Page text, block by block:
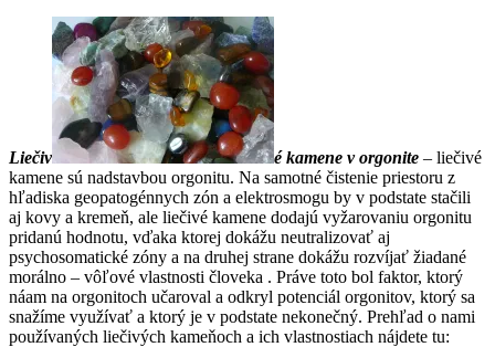
Liečiv é kamene v orgonite – liečivé
kamene sú nadstavbou orgonitu. Na samotné čistenie priestoru z
hľadiska geopatogénnych zón a elektrosmogu by v podstate stačili
aj kovy a kremeň, ale liečivé kamene dodajú vyžarovaniu orgonitu
pridanú hodnotu, vďaka ktorej dokážu neutralizovať aj
psychosomatické zóny a na druhej strane dokážu rozvíjať žiadané
morálno – vôľové vlastnosti človeka . Práve toto bol faktor, ktorý
náam na orgonitoch učaroval a odkryl potenciál orgonitov, ktorý sa
snažíme využívať a ktorý je v podstate nekonečný. Prehľad o nami
používaných liečivých kameňoch a ich vlastnostiach nájdete tu: